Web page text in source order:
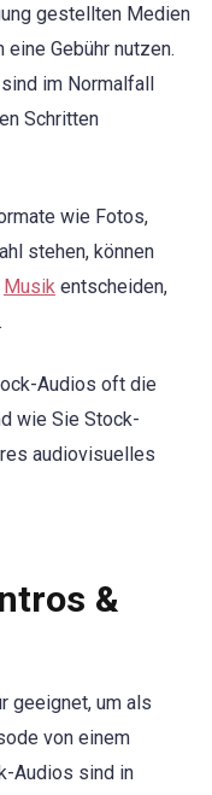
gestellten Medien
Gebühr nutzen.
sind im Normalfall
Schritten
wie Fotos,
stehen, können
Musik entscheiden,
Audios oft die
wie Sie Stock-
audiovisuelles
&
geeignet, um als
von einem
Audios sind in